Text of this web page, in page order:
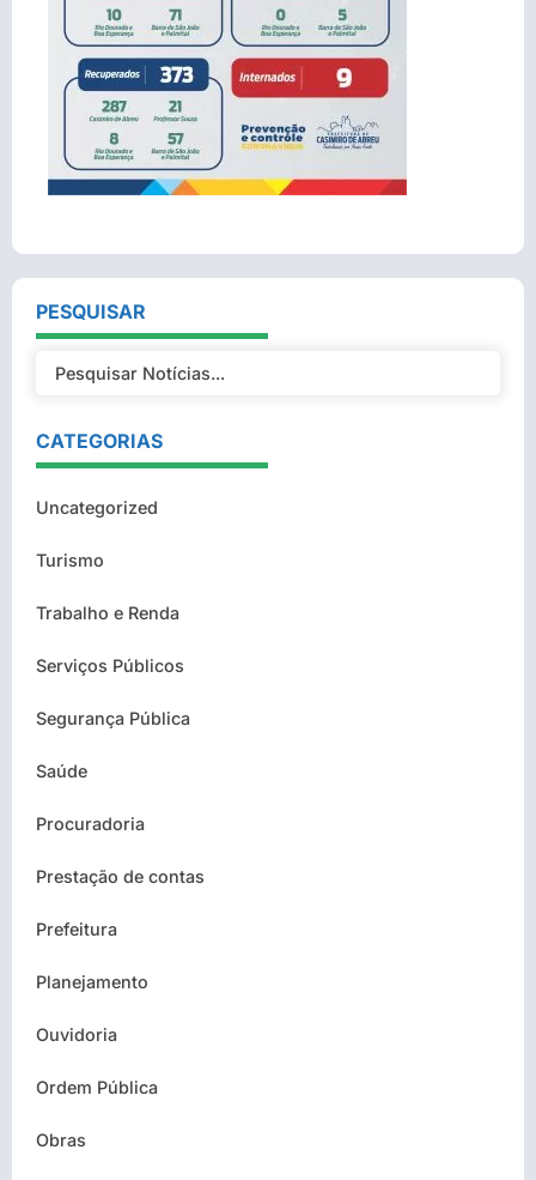
PESQUISAR
CATEGORIAS
Uncategorized
Turismo
Trabalho e Renda
Serviços Públicos
Segurança Pública
Saúde
Procuradoria
Prestação de contas
Prefeitura
Planejamento
Ouvidoria
Ordem Pública
Obras